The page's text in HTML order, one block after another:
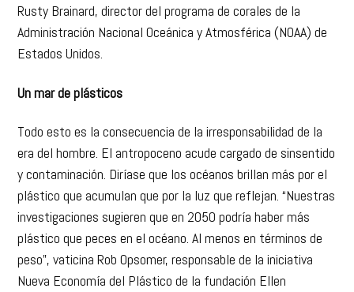
Rusty Brainard, director del programa de corales de la
Administración Nacional Oceánica y Atmosférica (NOAA) de
Estados Unidos.
Un mar de plásticos
Todo esto es la consecuencia de la irresponsabilidad de la
era del hombre. El antropoceno acude cargado de sinsentido
y contaminación. Diríase que los océanos brillan más por el
plástico que acumulan que por la luz que reflejan. “Nuestras
investigaciones sugieren que en 2050 podría haber más
plástico que peces en el océano. Al menos en términos de
peso”, vaticina Rob Opsomer, responsable de la iniciativa
Nueva Economía del Plástico de la fundación Ellen